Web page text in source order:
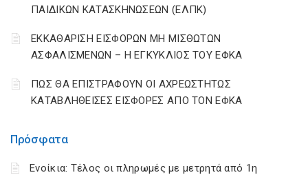
Πρόσφατα
Ενοίκια: Τέλος οι πληρωμές με μετρητά από 1η
ΠΑΙΔΙΚΩΝ ΚΑΤΑΣΚΗΝΩΣΕΩΝ (ΕΛΠΚ)
ΕΚΚΑΘΑΡΙΣΗ ΕΙΣΦΟΡΩΝ ΜΗ ΜΙΣΘΩΤΩΝ
ΑΣΦΑΛΙΣΜΕΝΩΝ – Η ΕΓΚΥΚΛΙΟΣ ΤΟΥ ΕΦΚΑ
ΠΩΣ ΘΑ ΕΠΙΣΤΡΑΦΟΥΝ ΟΙ ΑΧΡΕΩΣΤΗΤΩΣ
ΚΑΤΑΒΛΗΘΕΙΣΕΣ ΕΙΣΦΟΡΕΣ ΑΠΟ ΤΟΝ ΕΦΚΑ